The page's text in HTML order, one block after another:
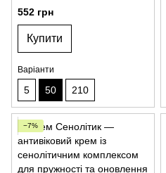
з пантенолом
552 грн
Купити
Варіанти
5 50 210
−7%